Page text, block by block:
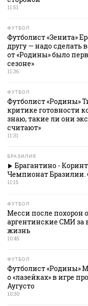
11:51
ФУТБОЛ
Футболист «Зенита»
другу — надо сделать
от «Родины» было
сезоне»
11:36
ФУТБОЛ
Футболист «Родины»
критике готовности
знаю, такие ли они
считают»
11:31
БРАЗИЛИЯ
Брагантино -
Чемпионат Бразилии.
11:15
ФУТБОЛ
Месси после похорон
аргентинские СМИ
жизнь
10:45
ФУТБОЛ
Футболист «Родины»
о «лазейках» в игре
Аугусто
10:30